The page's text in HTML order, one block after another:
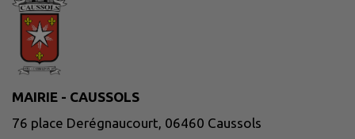
MAIRIE - CAUSSOLS
76 place Derégnaucourt, 06460 Caussols